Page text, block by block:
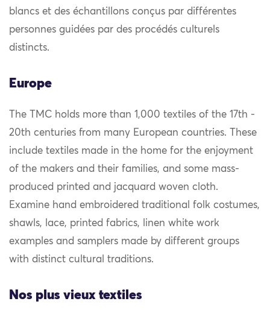
blancs et des échantillons conçus par différentes
personnes guidées par des procédés culturels
distincts.
Europe
The TMC holds more than 1,000 textiles of the 17th -
20th centuries from many European countries. These
include textiles made in the home for the enjoyment
of the makers and their families, and some mass-
produced printed and jacquard woven cloth.
Examine hand embroidered traditional folk costumes,
shawls, lace, printed fabrics, linen white work
examples and samplers made by different groups
with distinct cultural traditions.
Nos plus vieux textiles